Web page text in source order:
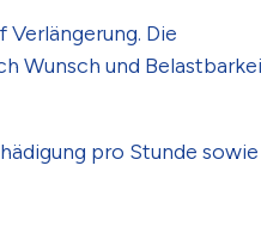
Verlängerung. Die
Wunsch und
pro Stunde sowie